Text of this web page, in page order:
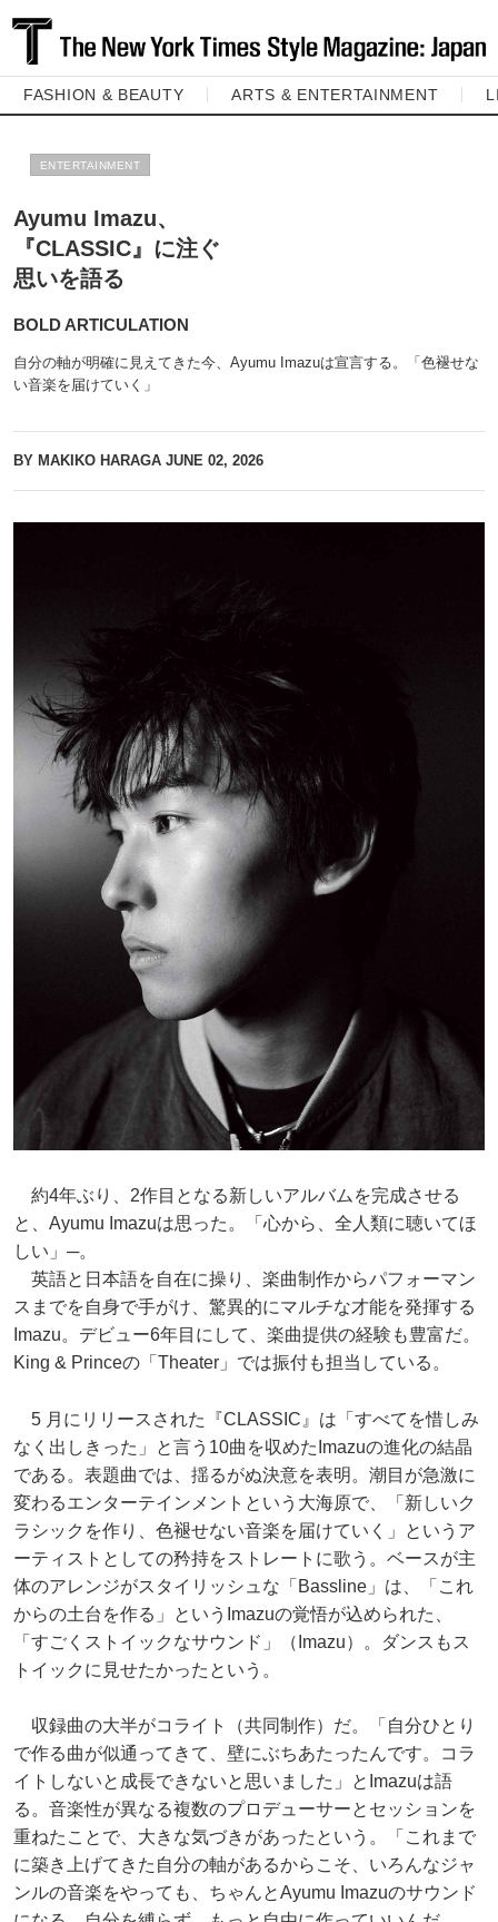
FASHION & BEAUTY ARTS & ENTERTAINMENT
ENTERTAINMENT
Ayumu Imazu、
『CLASSIC』に注ぐ
思いを語る
BOLD ARTICULATION
自分の軸が明確に見えてきた今、Ayumu Imazuは宣言する。「色褪せな
い音楽を届けていく」
BY MAKIKO HARAGA JUNE 02, 2026
約4年ぶり、2作目となる新しいアルバムを完成させる
と、Ayumu Imazuは思った。「心から、全人類に聴いてほ
しい」─。
英語と日本語を自在に操り、楽曲制作からパフォーマン
スまでを自身で手がけ、驚異的にマルチな才能を発揮する
Imazu。デビュー6年目にして、楽曲提供の経験も豊富だ。
King & Princeの「Theater」では振付も担当している。
5 月にリリースされた『CLASSIC』は「すべてを惜しみ
なく出しきった」と言う10曲を収めたImazuの進化の結晶
である。表題曲では、揺るがぬ決意を表明。潮目が急激に
変わるエンターテインメントという大海原で、「新しいク
ラシックを作り、色褪せない音楽を届けていく」というア
ーティストとしての矜持をストレートに歌う。ベースが主
体のアレンジがスタイリッシュな「Bassline」は、「これ
からの土台を作る」というImazuの覚悟が込められた、
「すごくストイックなサウンド」（Imazu）。ダンスもス
トイックに見せたかったという。
収録曲の大半がコライト（共同制作）だ。「自分ひとり
で作る曲が似通ってきて、壁にぶちあたったんです。コラ
イトしないと成長できないと思いました」とImazuは語
る。音楽性が異なる複数のプロデューサーとセッションを
重ねたことで、大きな気づきがあったという。「これまで
に築き上げてきた自分の軸があるからこそ、いろんなジャ
ンルの音楽をやっても、ちゃんとAyumu Imazuのサウンド